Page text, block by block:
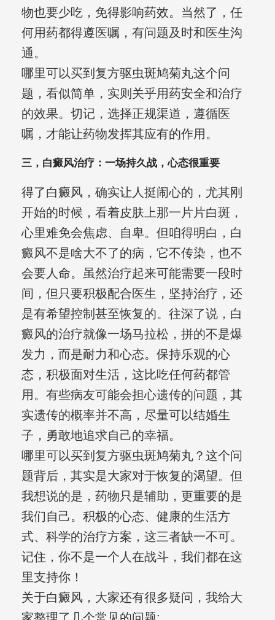
物也要少吃，免得影响药效。当然了，任
何用药都得遵医嘱，有问题及时和医生沟
通。
哪里可以买到复方驱虫斑鸠菊丸这个问
题，看似简单，实则关乎用药安全和治疗
的效果。切记，选择正规渠道，遵循医
嘱，才能让药物发挥其应有的作用。
三，白癜风治疗：一场持久战，心态很重要
得了白癜风，确实让人挺闹心的，尤其刚
开始的时候，看着皮肤上那一片片白斑，
心里难免会焦虑、自卑。但咱得明白，白
癜风不是啥大不了的病，它不传染，也不
会要人命。虽然治疗起来可能需要一段时
间，但只要积极配合医生，坚持治疗，还
是有希望控制甚至恢复的。往深了说，白
癜风的治疗就像一场马拉松，拼的不是爆
发力，而是耐力和心态。保持乐观的心
态，积极面对生活，这比吃任何药都管
用。有些病友可能会担心遗传的问题，其
实遗传的概率并不高，尽量可以结婚生
子，勇敢地追求自己的幸福。
哪里可以买到复方驱虫斑鸠菊丸？这个问
题背后，其实是大家对于恢复的渴望。但
我想说的是，药物只是辅助，更重要的是
我们自己。积极的心态、健康的生活方
式、科学的治疗方案，这三者缺一不可。
记住，你不是一个人在战斗，我们都在这
里支持你！
关于白癜风，大家还有很多疑问，我给大